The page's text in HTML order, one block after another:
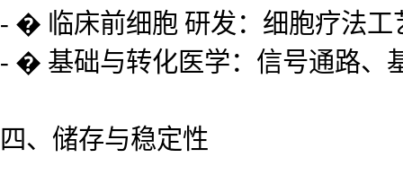
- � 临床前细胞 研发：细胞疗法工
- � 基础与转化医学：信号通路、
四、储存与稳定性